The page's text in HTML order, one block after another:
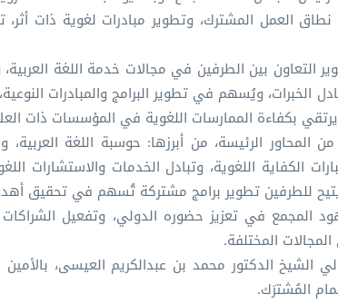
العمل المشترك، وتطوير مبادرات لغوية ذات
بين الطرفين في مجالات خدمة اللغة العربية،
الخبرات، ويُسهم في تطوير البرامج والمبادرات
بكفاءة الممارسات اللغوية في المؤسسات ذات
الرئيسة، من أبرزها: حوسبة اللغة العربية،
الكفاية اللغوية، وتبادل الخدمات والاستشارات
ويتيح للطرفين تطوير برامج مشتركة تُسهم في تحقيق
في تعزيز حضوره الدولي، وتفعيل الشراكات
المختلفة.
الدكتور محمد بن عبدالكريم العيسى، بالأمين
المُشترَك.